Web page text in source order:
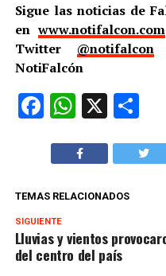
Sigue las noticias de
enwww.notifalcon.com
Twitter @notifalcon
NotiFalcón
Facebook
X
TEMAS RELACIONADOS
SIGUIENTE
Lluvias y vientos
del centro del país